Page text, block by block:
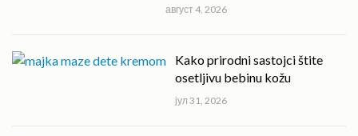
август 4, 2026
Kako prirodni sastojci štite
osetljivu bebinu kožu
јул 31, 2026